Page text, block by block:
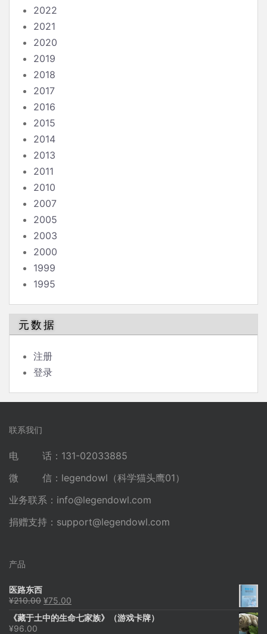
2022
2021
2020
2019
2018
2017
2016
2015
2014
2013
2011
2010
2007
2005
2003
2000
1999
1995
元数据
注册
登录
联系我们
电 话：131-02033885
微 信：legendowl（科学猫头鹰01）
业务联系： info@legendowl.com
捐赠支持： support@legendowl.com
产品
医路东西
¥210.00 原
为：
¥75.00
价
《藏于土中的生命七家族》（游戏卡牌）
¥96.00